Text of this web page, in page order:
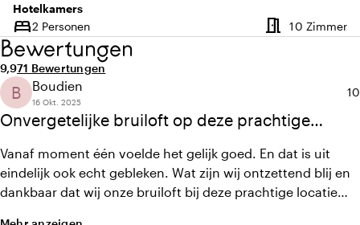
Hotelkamers
bed
Kapazität
2 Personen meeting_room 10 Zimmer
Bewertungen
Durchschnittliche Bewertung von 9,9 von 10
9,9Anzahl der Bewertungen: 71
71 Bewertungen
Onvergetelijke bruiloft op deze prachtige
B Boudien
16 Okt. 2025
10
Vanaf moment één voelde het gelijk goed. En dat is uit
eindelijk ook echt gebleken. Wat zijn wij ontzettend blij en
dankbaar dat wij onze bruiloft bij deze prachtige locatie